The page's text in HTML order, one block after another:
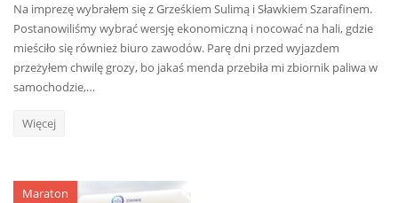
Na imprezę wybrałem się z Grześkiem Sulimą i Sławkiem Szarafinem.
Postanowiliśmy wybrać wersję ekonomiczną i nocować na hali, gdzie
mieściło się również biuro zawodów. Parę dni przed wyjazdem
przeżyłem chwilę grozy, bo jakaś menda przebiła mi zbiornik paliwa w
samochodzie,…
Więcej
Maraton